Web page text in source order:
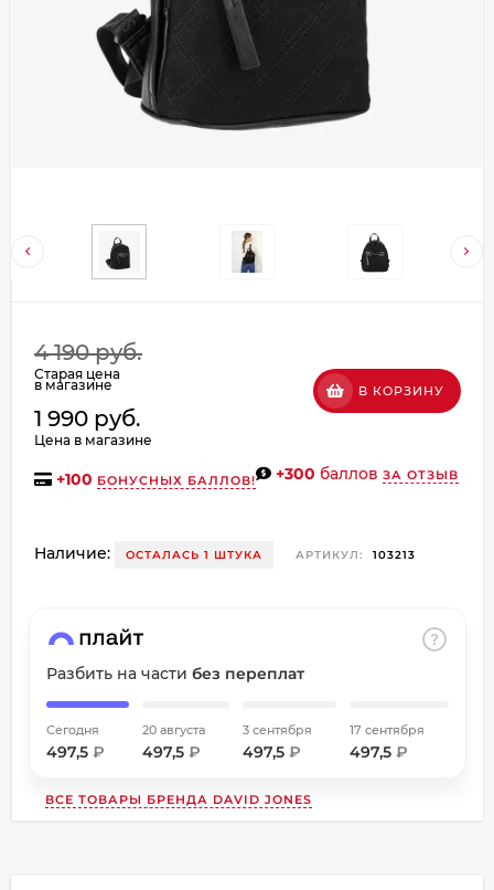
4 190 руб.
Старая цена
в магазине
1 990 руб.
Цена в магазине
В КОРЗИНУ
+100 БОНУСНЫХ БАЛЛОВ! +300 баллов ЗА ОТЗЫВ
Наличие: ОСТАЛАСЬ 1 ШТУКА АРТИКУЛ: 103213
Разбить на части без переплат
Сегодня
497,5 ₽
20 августа
497,5 ₽
3 сентября
497,5 ₽
17 сентября
497,5 ₽
ВСЕ ТОВАРЫ БРЕНДА DAVID JONES
Добавляйте товары
в корзину
Оплачивайте сегодня только
Получайте товар
выбранный способом
списываться
по25
Подробнее
25
plait.ru